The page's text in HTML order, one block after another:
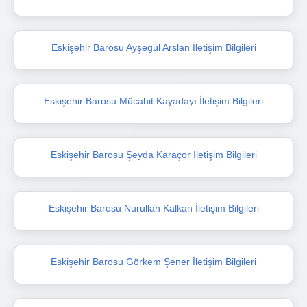
Eskişehir Barosu Ayşegül Arslan İletişim Bilgileri
Eskişehir Barosu Mücahit Kayadayı İletişim Bilgileri
Eskişehir Barosu Şeyda Karaçor İletişim Bilgileri
Eskişehir Barosu Nurullah Kalkan İletişim Bilgileri
Eskişehir Barosu Görkem Şener İletişim Bilgileri